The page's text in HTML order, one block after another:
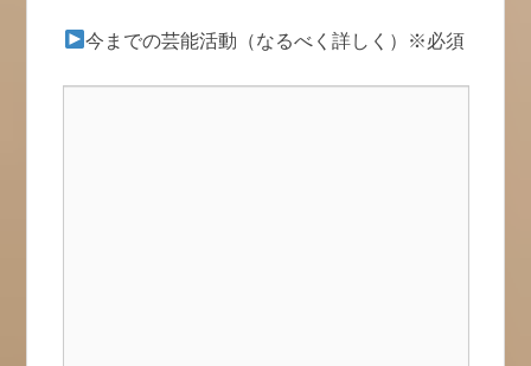
今までの芸能活動（なるべく詳しく）※必須